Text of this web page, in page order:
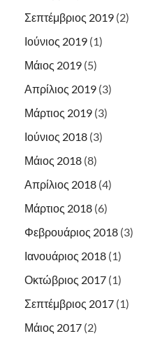
Σεπτέμβριος 2019 (2)
Ιούνιος 2019 (1)
Μάιος 2019 (5)
Απρίλιος 2019 (3)
Μάρτιος 2019 (3)
Ιούνιος 2018 (3)
Μάιος 2018 (8)
Απρίλιος 2018 (4)
Μάρτιος 2018 (6)
Φεβρουάριος 2018 (3)
Ιανουάριος 2018 (1)
Οκτώβριος 2017 (1)
Σεπτέμβριος 2017 (1)
Μάιος 2017 (2)